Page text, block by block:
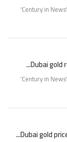
Century in News
'
Dubai gold
Century in News
'
Dubai gold